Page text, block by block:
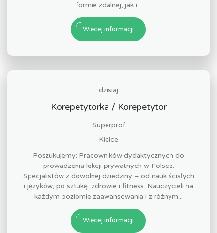
formie zdalnej, jak i...
Więcej informacji
dzisiaj
Korepetytorka / Korepetytor
Superprof
Kielce
Poszukujemy: Pracowników dydaktycznych do
prowadzenia lekcji prywatnych w Polsce.
Specjalistów z dowolnej dziedziny – od nauk ścisłych
i języków, po sztukę, zdrowie i fitness. Nauczycieli na
każdym poziomie zaawansowania i z różnym...
Więcej informacji